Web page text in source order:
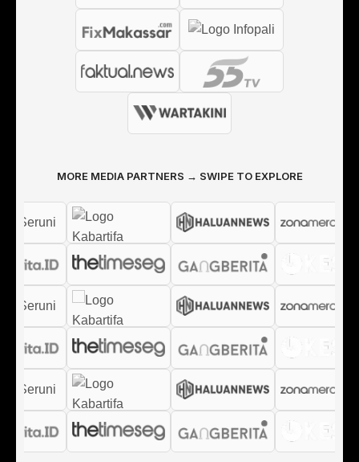
MORE MEDIA PARTNERS → SWIPE TO EXPLORE